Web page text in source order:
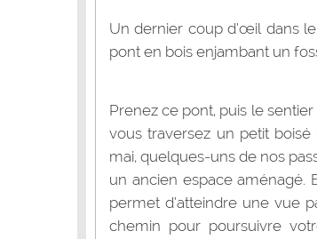
Un dernier coup d’œil dans
pont en bois enjambant un
Prenez ce pont, puis le
vous traversez un petit
mai, quelques-uns de nos
un ancien espace aménagé.
permet d’atteindre une vue
chemin pour poursuivre